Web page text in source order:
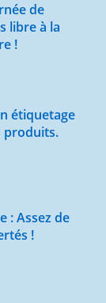
de
libre à la
!
étiquetage
produits.
: Assez de
!